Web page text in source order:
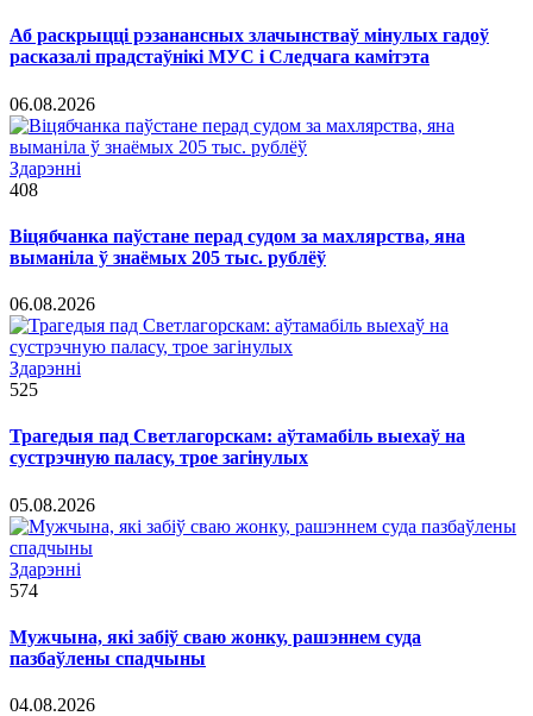
Аб раскрыцці рэзанансных злачынстваў мінулых гадоў
расказалі прадстаўнікі МУС і Следчага камітэта
06.08.2026
Здарэннi
408
Віцябчанка паўстане перад судом за махлярства, яна
выманіла ў знаёмых 205 тыс. рублёў
06.08.2026
Здарэннi
525
Трагедыя пад Светлагорскам: аўтамабіль выехаў на
сустрэчную паласу, трое загінулых
05.08.2026
Здарэннi
574
Мужчына, які забіў сваю жонку, рашэннем суда
пазбаўлены спадчыны
04.08.2026